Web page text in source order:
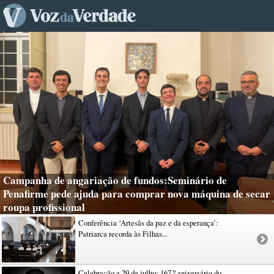
Campanha de angariação de fundos:Seminário de
Penafirme pede ajuda para comprar nova máquina de secar
roupa profissional
Conferência ‘Artesãs da paz e da esperança’:
Patriarca recorda às Filhas...